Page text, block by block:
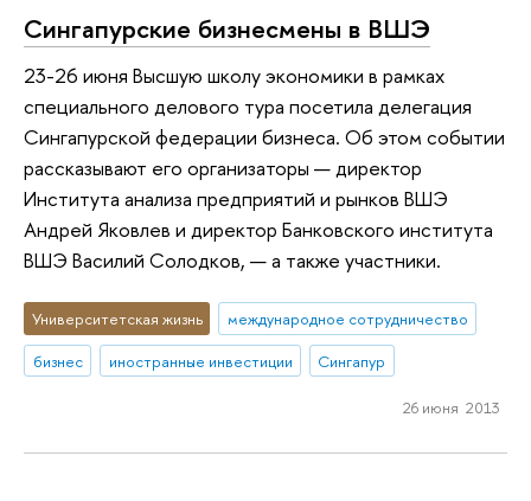
Сингапурские бизнесмены в ВШЭ
23-26 июня Высшую школу экономики в рамках
специального делового тура посетила делегация
Сингапурской федерации бизнеса. Об этом событии
рассказывают его организаторы — директор
Института анализа предприятий и рынков ВШЭ
Андрей Яковлев и директор Банковского института
ВШЭ Василий Солодков, — а также участники.
Университетская жизнь
международное сотрудничество
бизнес
иностранные инвестиции Сингапур
26 июня 2013